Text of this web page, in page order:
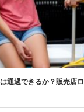
通過できるか？販売店